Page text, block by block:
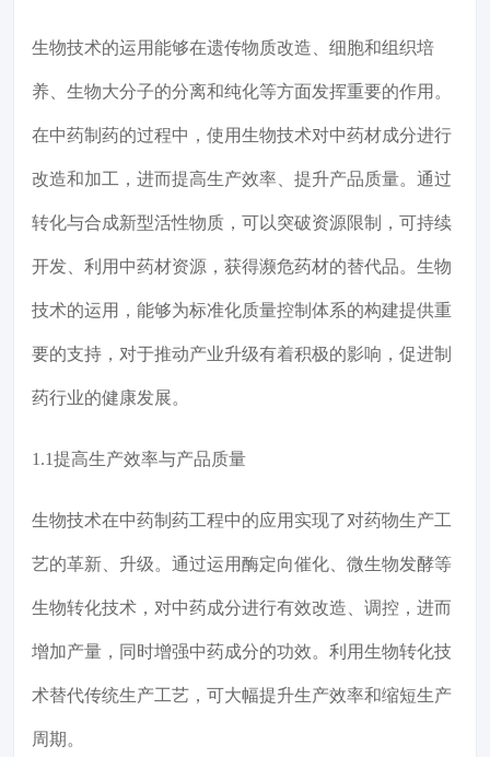
生物技术的运用能够在遗传物质改造、细胞和组织培
养、生物大分子的分离和纯化等方面发挥重要的作用。
在中药制药的过程中，使用生物技术对中药材成分进行
改造和加工，进而提高生产效率、提升产品质量。通过
转化与合成新型活性物质，可以突破资源限制，可持续
开发、利用中药材资源，获得濒危药材的替代品。生物
技术的运用，能够为标准化质量控制体系的构建提供重
要的支持，对于推动产业升级有着积极的影响，促进制
药行业的健康发展。
1.1提高生产效率与产品质量
生物技术在中药制药工程中的应用实现了对药物生产工
艺的革新、升级。通过运用酶定向催化、微生物发酵等
生物转化技术，对中药成分进行有效改造、调控，进而
增加产量，同时增强中药成分的功效。利用生物转化技
术替代传统生产工艺，可大幅提升生产效率和缩短生产
周期。